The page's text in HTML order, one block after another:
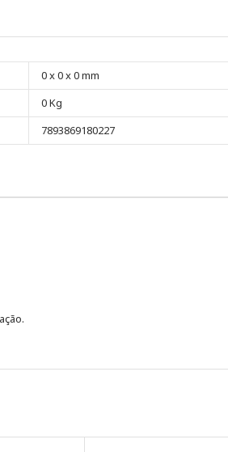
0 x 0 x 0 mm
0 Kg
7893869180227